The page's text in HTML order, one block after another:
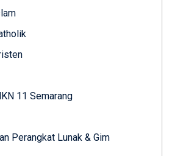
11 Semarang
Perangkat Lunak & Gim